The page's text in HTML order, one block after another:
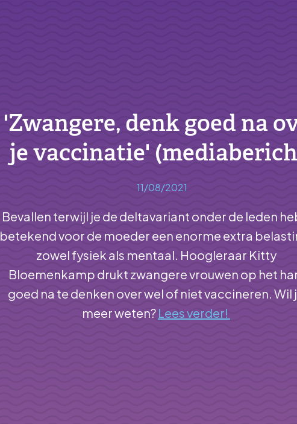
'Zwangere, denk goed na
je vaccinatie'
11/08/2021
Bevallen terwijl je de deltavariant onder de leden
betekend voor de moeder een enorme extra
zowel fysiek als mentaal. Hoogleraar Kitty
Bloemenkamp drukt zwangere vrouwen op het
goed na te denken over wel of niet vaccineren. Wil
meer weten? Lees verder!